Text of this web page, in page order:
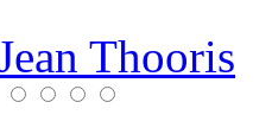
Thooris